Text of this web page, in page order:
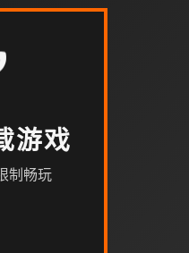
游戏
制畅玩